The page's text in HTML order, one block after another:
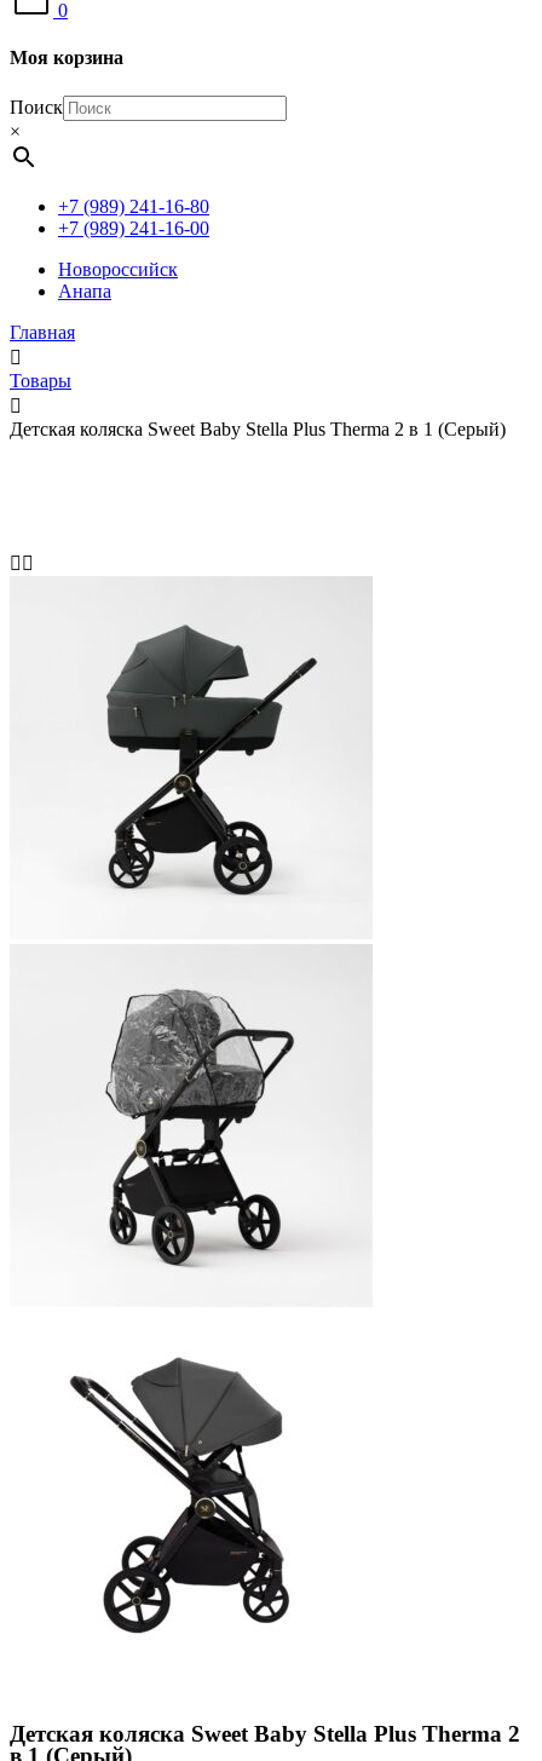
0
Моя корзина
Поиск
×
+7 (989) 241-16-80
+7 (989) 241-16-00
Новороссийск
Анапа
Главная
Товары
Детская коляска Sweet Baby Stella Plus Therma 2 в 1 (Серый)
Детская коляска Sweet Baby Stella Plus Therma 2
в 1 (Серый)